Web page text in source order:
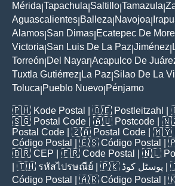
Mérida Tapachula Saltillo Tamazula
Aguascalientes Balleza Navojoa
Alamos San Dimas Ecatepec De
Victoria San Luis De La Paz Jiménez
Torreón Del Nayar Acapulco De
Tuxtla Gutiérrez La Paz Silao De La
Toluca Pueblo Nuevo Pénjamo
🇵🇭 Kode Postal | 🇩🇪 Postleitzahl |
🇸🇬 Postal Code | 🇦🇺 Postcode |
Postal Code | 🇿🇦 Postal Code | 🇲🇾
Código Postal
| 🇪🇸 Código Postal |
🇧🇷 CEP | 🇫🇷 Code Postal | 🇳🇱
| 🇹🇭 รหัสไปรษณีย์ | 🇵🇰 پوسٹل کوڈ |
Código Postal
| 🇦🇷 Código Postal |